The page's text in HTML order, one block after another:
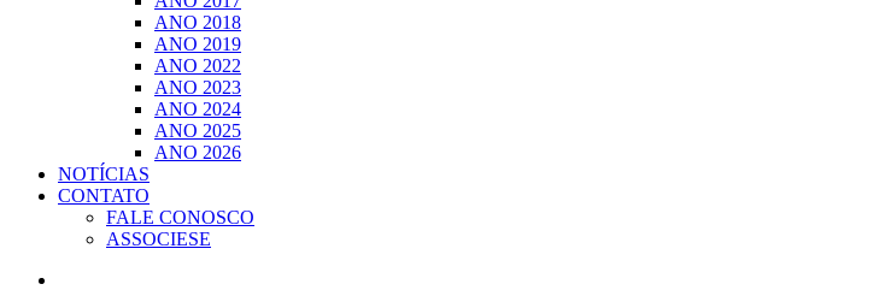
ANO 2018
ANO 2019
ANO 2022
ANO 2023
ANO 2024
ANO 2025
ANO 2026
NOTÍCIAS
CONTATO
FALE CONOSCO
ASSOCIESE